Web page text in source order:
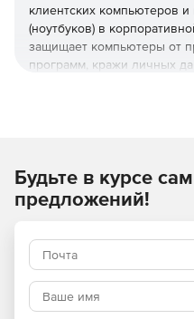
клиентских компьютеров
(ноутбуков) в
защищает компьютеры от
программ, кражи личных
Преимущества
Наличие
Dr.Web Desktop Security
соответствия ФСТЭК
Будьте в курсе
предложений!